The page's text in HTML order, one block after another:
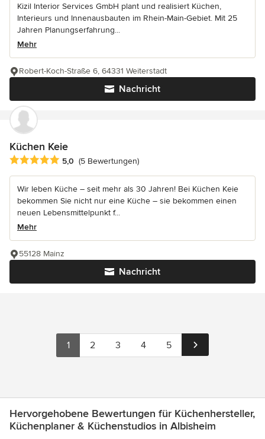
Kizil Interior Services GmbH plant und realisiert Küchen,
Interieurs und Innenausbauten im Rhein-Main-Gebiet. Mit 25
Jahren Planungserfahrung...
Mehr
Nachricht
Robert-Koch-Straße 6, 64331 Weiterstadt
Küchen Keie
Durchschnittliche Bewertung: 5 von 5 Sternen
5,0 (5 Bewertungen)
Wir leben Küche – seit mehr als 30 Jahren! Bei Küchen Keie
bekommen Sie nicht nur eine Küche – sie bekommen einen
neuen Lebensmittelpunkt f...
Mehr
Nachricht
55128 Mainz
1 2 3 4 5
Hervorgehobene Bewertungen für Küchenhersteller,
Küchenplaner & Küchenstudios in Albisheim